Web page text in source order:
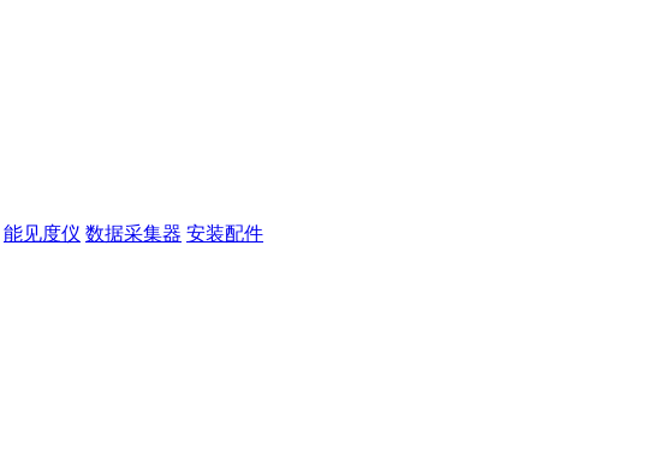
能见度仪 数据采集器 安装配件